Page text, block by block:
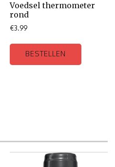
Voedsel thermometer
rond
€3.99
BESTELLEN